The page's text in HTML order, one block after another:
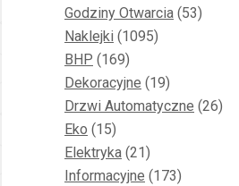
produkt
Godziny Otwarcia 5353
Naklejki 10951095
BHP 169169
produktów
Dekoracyjne 1919
produktów
Drzwi Automatyczne 2626
Eko 1515
produktów
Elektryka 2121
produktów
Informacyjne 173173